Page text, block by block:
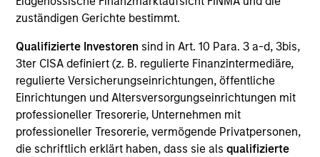
zuständigen Gerichte bestimmt.
Qualifizierte Investoren sind in Art. 10 Para. 3 a-d, 3bis,
3ter CISA definiert (z. B. regulierte Finanzintermediäre,
regulierte Versicherungseinrichtungen, öffentliche
Einrichtungen und Altersversorgungseinrichtungen mit
professioneller Tresorerie, Unternehmen mit
professioneller Tresorerie, vermögende Privatpersonen,
die schriftlich erklärt haben, dass sie alsqualifizierte
Produkte
CashInvest by Morgan Stanley
Explore More
Kontakt